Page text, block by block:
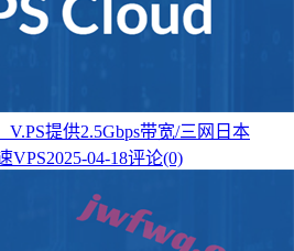
提供2.5Gbps带宽/三网日本
VPS2025-04-18评论(0)